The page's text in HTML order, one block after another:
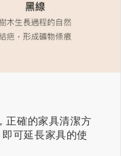
正確的家具清潔方
可延長家具的使